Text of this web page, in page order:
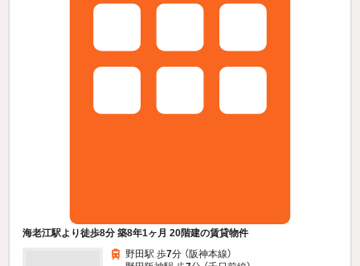
海老江駅より徒歩8分 築8年1ヶ月 20階建の賃貸物件
野田駅 歩7分 （阪神本線）